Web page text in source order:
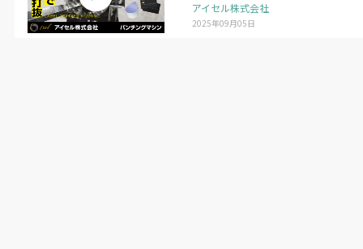
アイセル株式会社
2025年09月05日